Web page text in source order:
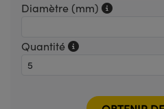
Diamètre (mm)
Quantité